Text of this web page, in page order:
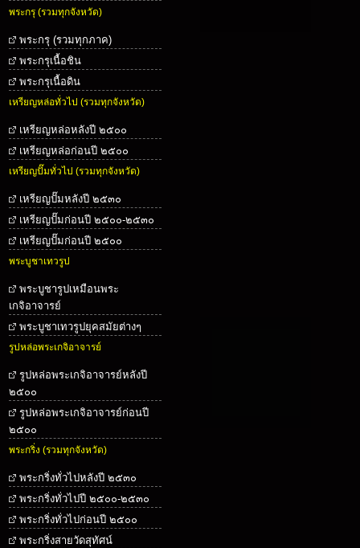
พระกรุ (รวมทุกจังหวัด)
พระกรุ (รวมทุกภาค)
พระกรุเนื้อชิน
พระกรุเนื้อดิน
เหรียญหล่อทั่วไป (รวมทุกจังหวัด)
เหรียญหล่อหลังปี ๒๕๐๐
เหรียญหล่อก่อนปี ๒๕๐๐
เหรียญปั๊มทั่วไป (รวมทุกจังหวัด)
เหรียญปั๊มหลังปี ๒๕๓๐
เหรียญปั๊มก่อนปี ๒๕๐๐-๒๕๓๐
เหรียญปั๊มก่อนปี ๒๕๐๐
พระบูชาเทวรูป
พระบูชารูปเหมือนพระ
เกจิอาจารย์
พระบูชาเทวรูปยุคสมัยต่างๆ
รูปหล่อพระเกจิอาจารย์
รูปหล่อพระเกจิอาจารย์หลังปี
๒๕๐๐
รูปหล่อพระเกจิอาจารย์ก่อนปี
๒๕๐๐
พระกริ่ง (รวมทุกจังหวัด)
พระกริ่งทั่วไปหลังปี ๒๕๓๐
พระกริ่งทั่วไปปี ๒๕๐๐-๒๕๓๐
พระกริ่งทั่วไปก่อนปี ๒๕๐๐
พระกริ่งสายวัดสุทัศน์